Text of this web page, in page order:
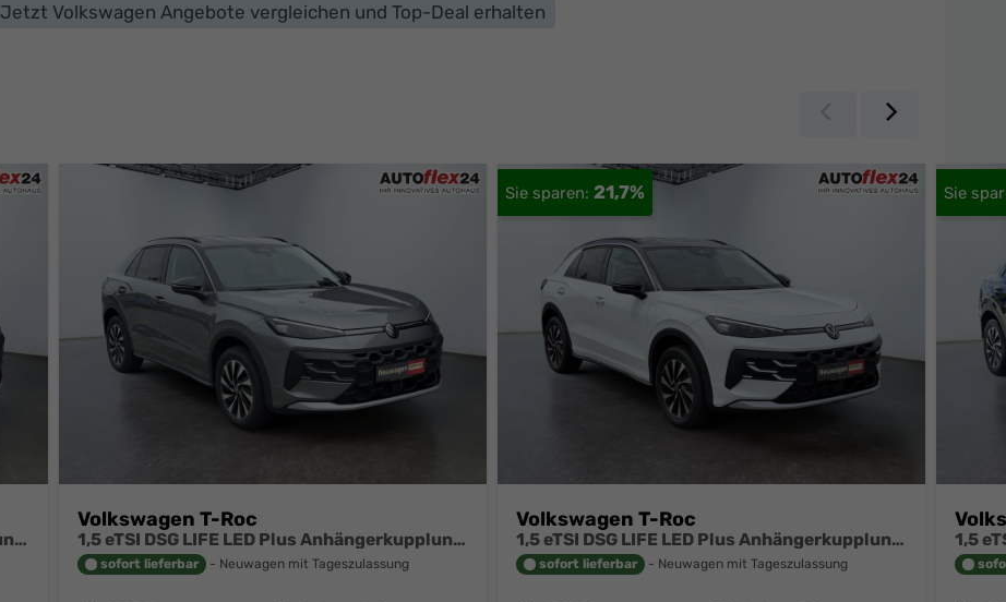
Jetzt Volkswagen Angebote vergleichen und Top-Deal erhalten
Zurück
1,5 eTSI DSG LIFE LED Plus Anhängerkupplung Navigation Digital Pro Sitzheizung beheiztes Lenkrad 17 Zoll Alu 5J Garantie
Volkswagen T-Roc
1,5 eTSI DSG LIFE LED Plus Anhängerkupplung Navigation Digital Pro Sitzheizung beheiztes Lenkrad 17 Zoll Alu 5J Garantie
sofort lieferbar Neuwagen mit Tageszulassung
21,7%
Volkswagen T-Roc
1,5 eTSI DSG LIFE LED Plus Anhängerkupplung Navigation Digital Pro Sitzheizung beheiztes Lenkrad 17 Zoll Alu 5J Garantie
sofort lieferbar Neuwagen mit Tageszulassung